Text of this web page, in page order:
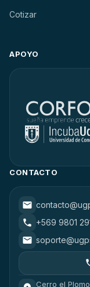
Cotizar
APOYO
CONTACTO
+569 9801
Cerro el